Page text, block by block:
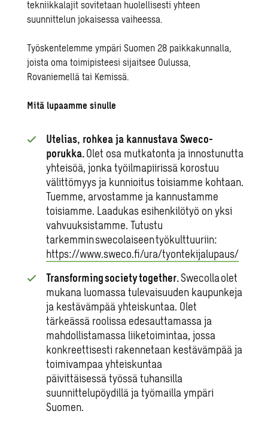
tekniikkalajit sovitetaan huolellisesti yhteen
suunnittelun jokaisessa vaiheessa.
Työskentelemme ympäri Suomen 28 paikkakunnalla,
joista oma toimipisteesi sijaitsee Oulussa,
Rovaniemellä tai Kemissä.
Mitä lupaamme sinulle
Utelias, rohkea ja kannustava Sweco-
porukka.Olet osa mutkatonta ja innostunutta
yhteisöä, jonka työilmapiirissä korostuu
välittömyys ja kunnioitus toisiamme kohtaan.
Tuemme, arvostamme ja kannustamme
toisiamme. Laadukas esihenkilötyö on yksi
vahvuuksistamme. Tutustu
tarkemmin swecolaiseen työkulttuuriin:
https://www.sweco.fi/ura/tyontekijalupaus/
Transforming society together.Swecolla olet
mukana luomassa tulevaisuuden kaupunkeja
ja kestävämpää yhteiskuntaa. Olet
tärkeässä roolissa edesauttamassa ja
mahdollistamassa liiketoimintaa, jossa
konkreettisesti rakennetaan kestävämpää ja
toimivampaa yhteiskuntaa
päivittäisessä työssä tuhansilla
suunnittelupöydillä ja työmailla ympäri
Suomen.